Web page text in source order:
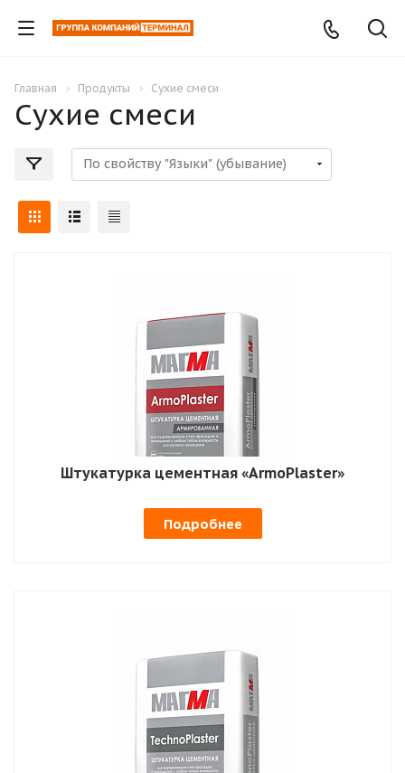
Главная Продукты Сухие смеси
Сухие смеси
Штукатурка цементная «ArmoPlaster»
Подробнее